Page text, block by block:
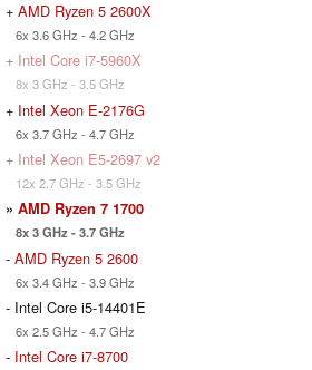
+ AMD Ryzen 5 2600X
6x 3.6 GHz - 4.2 GHz
+ Intel Core i7-5960X
8x 3 GHz - 3.5 GHz
+ Intel Xeon E-2176G
6x 3.7 GHz - 4.7 GHz
+ Intel Xeon E5-2697 v2
12x 2.7 GHz - 3.5 GHz
» AMD Ryzen 7 1700
8x 3 GHz - 3.7 GHz
- AMD Ryzen 5 2600
6x 3.4 GHz - 3.9 GHz
- Intel Core i5-14401E
6x 2.5 GHz - 4.7 GHz
- Intel Core i7-8700